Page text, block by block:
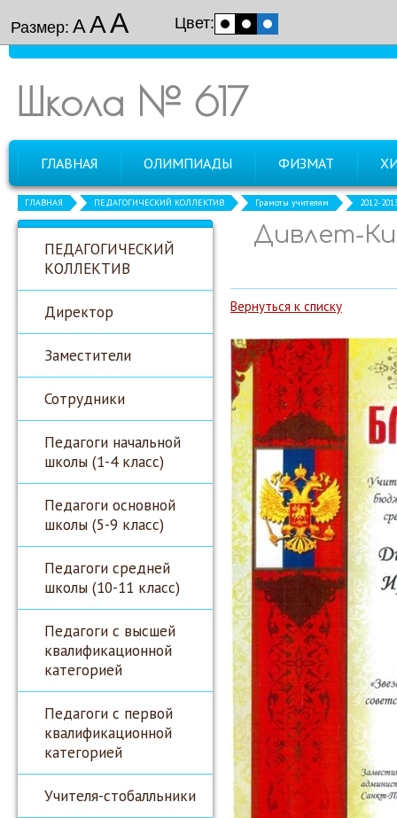
Размер: ААА Цвет:
Школа № 617
ГЛАВНАЯ ОЛИМПИАДЫ ФИЗМАТ
ГЛАВНАЯ ПЕДАГОГИЧЕСКИЙ КОЛЛЕКТИВ Грамоты учителям 2012-
ПЕДАГОГИЧЕСКИЙ
КОЛЛЕКТИВ
Директор
Заместители
Сотрудники
Педагоги начальной
школы (1-4 класс)
Педагоги основной
школы (5-9 класс)
Педагоги средней
школы (10-11 класс)
Педагоги с высшей
квалификационной
категорией
Педагоги с первой
квалификационной
категорией
Учителя-стобалльники
Дивлет-
Вернуться к списку